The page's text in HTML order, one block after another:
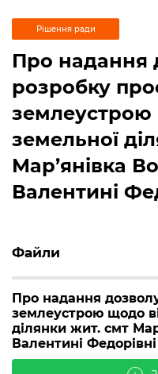
Рішення ради
Про надання
розробку
землеустрою
земельної
Мар’янівка
Валентині
Файли
Про надання
землеустрою щодо
ділянки жит. смт
Валентині Федорівні